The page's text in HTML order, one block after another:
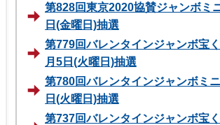
第828回東京2020協賛ジャンボミ
日(金曜日)抽選
第779回バレンタインジャンボ宝
月5日(火曜日)抽選
第780回バレンタインジャンボミ
日(火曜日)抽選
第737回バレンタインジャンボ宝